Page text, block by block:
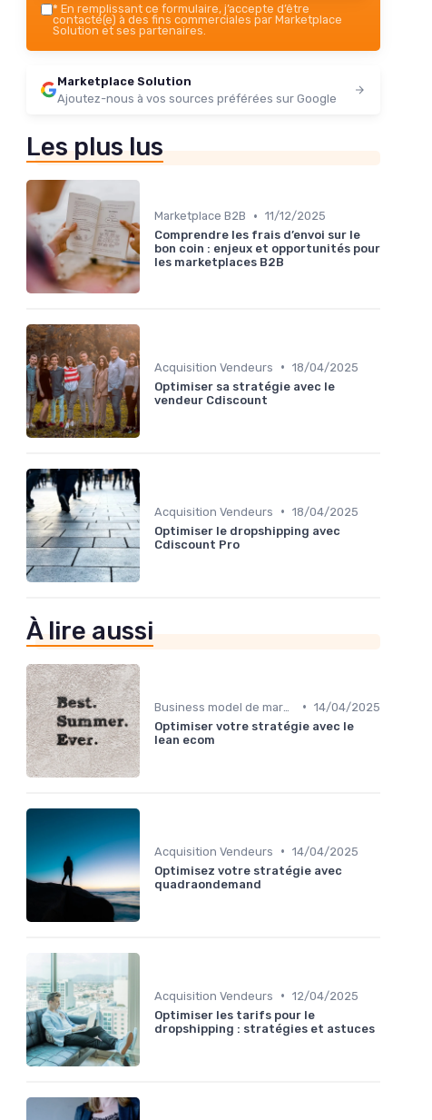
* En remplissant ce formulaire, j’accepte d’être
contacté(e) à des fins commerciales par Marketplace
Solution et ses partenaires.
Marketplace Solution
Ajoutez-nous à vos sources préférées sur Google
Les plus lus
Marketplace B2B • 11/12/2025
Comprendre les frais d’envoi sur le
bon coin : enjeux et opportunités pour
les marketplaces B2B
Acquisition Vendeurs • 18/04/2025
Optimiser sa stratégie avec le
vendeur Cdiscount
Acquisition Vendeurs • 18/04/2025
Optimiser le dropshipping avec
Cdiscount Pro
À lire aussi
• 14/04/2025
Optimiser votre stratégie avec le
lean ecom
Acquisition Vendeurs • 14/04/2025
Optimisez votre stratégie avec
quadraondemand
Acquisition Vendeurs • 12/04/2025
Optimiser les tarifs pour le
dropshipping : stratégies et astuces